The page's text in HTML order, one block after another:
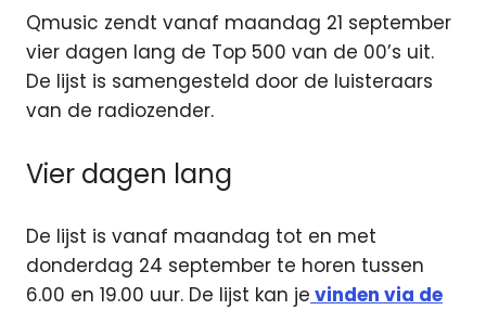
Qmusic zendt vanaf maandag 21 september
vier dagen lang de Top 500 van de 00’s uit.
De lijst is samengesteld door de luisteraars
van de radiozender.
Vier dagen lang
De lijst is vanaf maandag tot en met
donderdag 24 september te horen tussen
6.00 en 19.00 uur. De lijst kan je vinden via de